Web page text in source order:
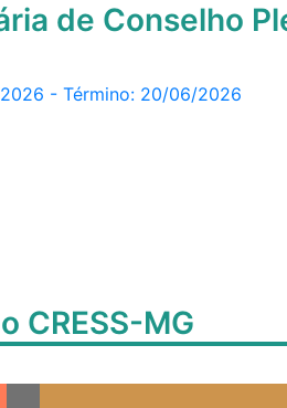
de Conselho
- Término: 20/06/2026
CRESS-MG